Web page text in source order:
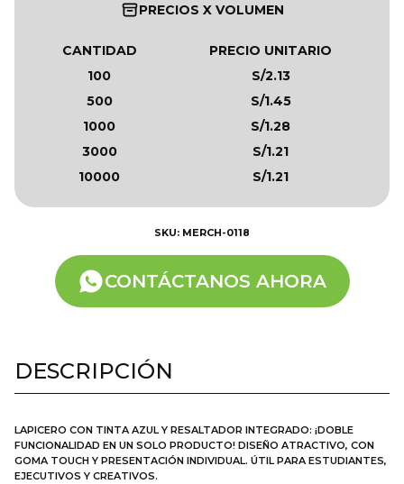
PRECIOS X VOLUMEN
CANTIDAD
PRECIO UNITARIO
100
S/2.13
500
S/1.45
1000
S/1.28
3000
S/1.21
10000
S/1.21
SKU: MERCH-0118
CONTÁCTANOS AHORA
DESCRIPCIÓN
LAPICERO CON TINTA AZUL Y RESALTADOR INTEGRADO: ¡DOBLE
FUNCIONALIDAD EN UN SOLO PRODUCTO! DISEÑO ATRACTIVO, CON
GOMA TOUCH Y PRESENTACIÓN INDIVIDUAL. ÚTIL PARA ESTUDIANTES,
EJECUTIVOS Y CREATIVOS.